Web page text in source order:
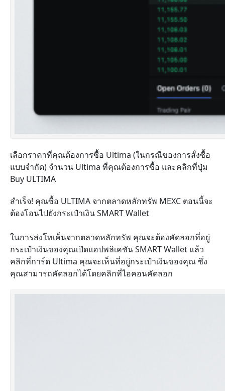
เลือกราคาที่คุณต้องการซื้อ Ultima (ในกรณีของการสั่งซื้อ
แบบจำกัด) จำนวน Ultima ที่คุณต้องการซื้อ และคลิกที่ปุ่ม
Buy ULTIMA
สำเร็จ! คุณซื้อ ULTIMA จากตลาดหลักทรัพ MEXC ตอนนี้จะ
ต้องโอนไปยังกระเป๋าเงิน SMART Wallet
ในการส่งโทเค็นจากตลาดหลักทรัพ คุณจะต้องคัดลอกที่อยู่
กระเป๋าเงินของคุณเปิดแอปพลิเคชัน SMART Wallet แล้ว
คลิกที่การ์ด Ultima คุณจะเห็นที่อยู่กระเป๋าเงินของคุณ ซึ่ง
คุณสามารถคัดลอกได้โดยคลิกที่ไอคอนคัดลอก